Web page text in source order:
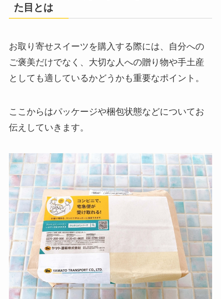
た目とは
お取り寄せスイーツを購入する際には、自分への
ご褒美だけでなく、大切な人への贈り物や手土産
としても適しているかどうかも重要なポイント。
ここからはパッケージや梱包状態などについてお
伝えしていきます。